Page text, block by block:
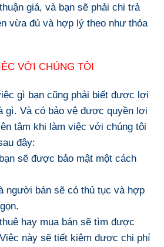
giá, và bạn sẽ phải chi trả
vừa đủ và hợp lý theo như thỏa
VỚI CHÚNG TÔI
gì bạn cũng phải biết được lợi
gì. Và có bảo vệ được quyền lợi
tâm khi làm việc với chúng tôi
đây:
sẽ được bảo mật một cách
người bán sẽ có thủ tục và hợp
hay mua bán sẽ tìm được
này sẽ tiết kiệm được chi phí